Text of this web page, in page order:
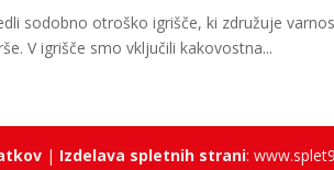
sodobno otroško igrišče, ki združuje
V igrišče smo vključili kakovostna...
| Izdelava spletnih strani: